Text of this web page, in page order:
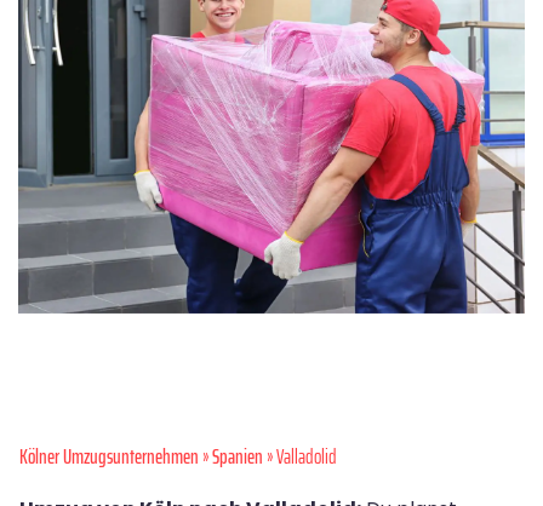
Kölner Umzugsunternehmen»Spanien» Valladolid